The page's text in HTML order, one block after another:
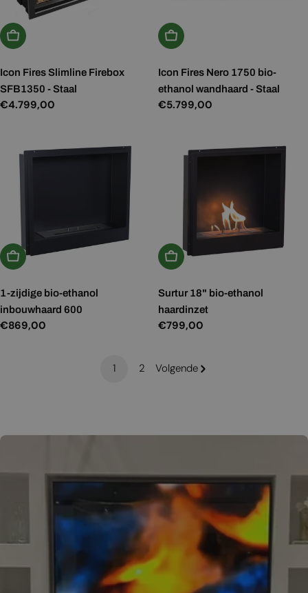
In Winkelwagen
Icon Fires Slimline Firebox
SFB1350 - Staal
Normale
€4.799,00
In Winkelwagen
Icon Fires Nero 1750 bio-
ethanol wandhaard - Staal
Normale
€5.799,00
In Winkelwagen
1-zijdige bio-ethanol
inbouwhaard 600
Normale
€869,00
In Winkelwagen
Surtur 18" bio-ethanol
haardinzet
Normale
€799,00
1 2 Volgende